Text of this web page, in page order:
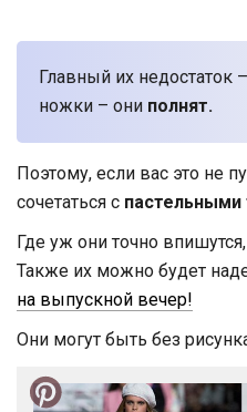
Главный их недостаток
ножки – они полнят.
Поэтому, если вас это не
сочетаться с
Где уж они точно
Также их можно будет
на выпускной вечер!
Они могут быть без